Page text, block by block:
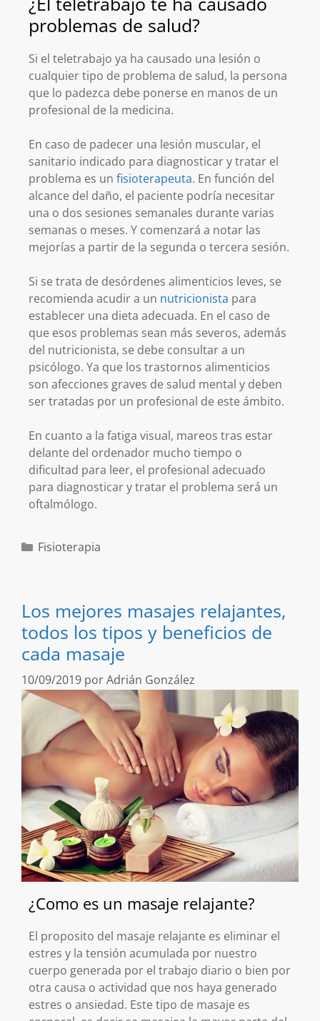
problemas de salud?
Si el teletrabajo ya ha causado una lesión o
cualquier tipo de problema de salud, la persona
que lo padezca debe ponerse en manos de un
profesional de la medicina.
En caso de padecer una lesión muscular, el
sanitario indicado para diagnosticar y tratar el
problema es un fisioterapeuta. En función del
alcance del daño, el paciente podría necesitar
una o dos sesiones semanales durante varias
semanas o meses. Y comenzará a notar las
mejorías a partir de la segunda o tercera sesión.
Si se trata de desórdenes alimenticios leves, se
recomienda acudir a un nutricionista para
establecer una dieta adecuada. En el caso de
que esos problemas sean más severos, además
del nutricionista, se debe consultar a un
psicólogo. Ya que los trastornos alimenticios
son afecciones graves de salud mental y deben
ser tratadas por un profesional de este ámbito.
En cuanto a la fatiga visual, mareos tras estar
delante del ordenador mucho tiempo o
dificultad para leer, el profesional adecuado
para diagnosticar y tratar el problema será un
oftalmólogo.
Fisioterapia
Los mejores masajes relajantes,
todos los tipos y beneficios de
cada masaje
10/09/2019 porAdrián González
¿Como es un masaje relajante?
El proposito del masaje relajante es eliminar el
estres y la tensión acumulada por nuestro
cuerpo generada por el trabajo diario o bien por
otra causa o actividad que nos haya generado
estres o ansiedad. Este tipo de masaje es